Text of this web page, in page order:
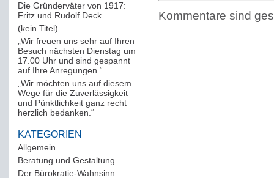
Die Gründerväter von 1917:
Fritz und Rudolf Deck
(kein Titel)
„Wir freuen uns sehr auf Ihren
Besuch nächsten Dienstag um
17.00 Uhr und sind gespannt
auf Ihre Anregungen.“
„Wir möchten uns auf diesem
Wege für die Zuverlässigkeit
und Pünktlichkeit ganz recht
herzlich bedanken.“
KATEGORIEN
Allgemein
Beratung und Gestaltung
Der Bürokratie-Wahnsinn
Kommentare sind